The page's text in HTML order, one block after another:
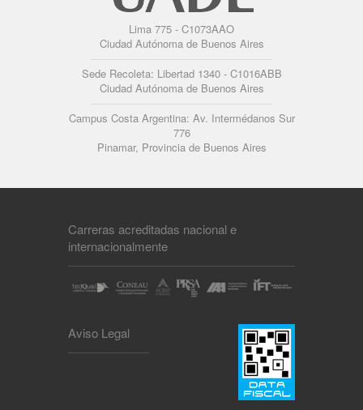
Lima 775 - C1073AAO
Ciudad Autónoma de Buenos Aires
Sede Recoleta: Libertad 1340 - C1016ABB
Ciudad Autónoma de Buenos Aires
Campus Costa Argentina: Av. Intermédanos Sur
776
Pinamar, Provincia de Buenos Aires
Carreras acreditadas nacional e
internacionalmente
Aviso Legal